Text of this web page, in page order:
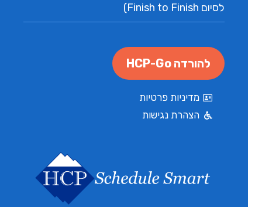
לסיום Finish to Finish)
להורדה HCP-Go
מדיניות פרטיות
הצהרת נגישות